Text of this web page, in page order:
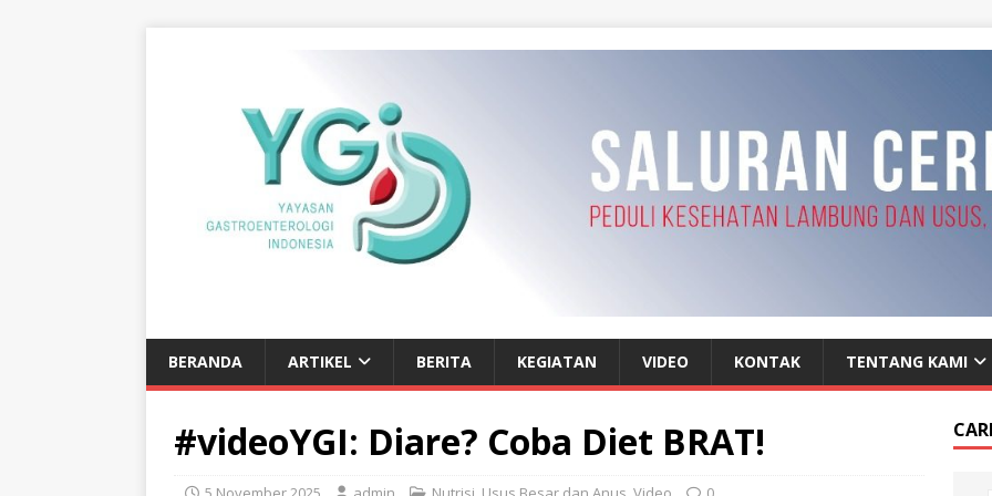
BERANDA ARTIKEL BERITA KEGIATAN VIDEO KONTAK TENTANG KAMI
#videoYGI: Diare? Coba Diet BRAT!